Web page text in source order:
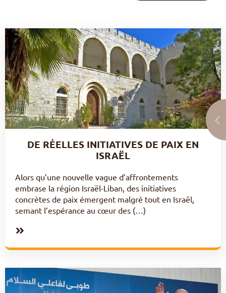
DE RÉELLES INITIATIVES DE PAIX EN
ISRAËL
Alors qu’une nouvelle vague d’affrontements
embrase la région Israël-Liban, des initiatives
concrètes de paix émergent malgré tout en Israël,
semant l’espérance au cœur des (…)